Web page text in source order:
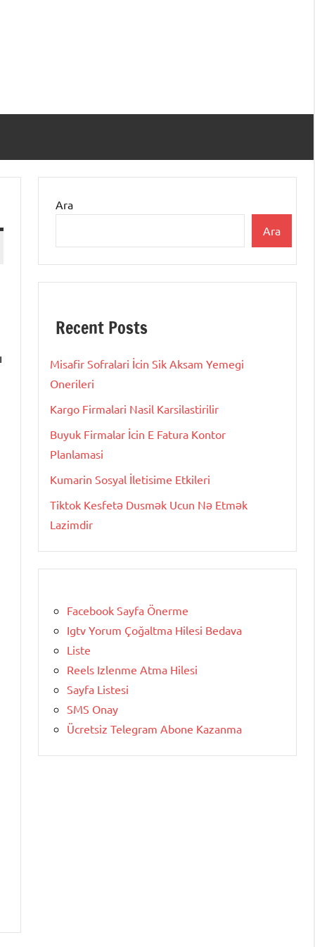
Ara
Ara
Recent Posts
Misafir Sofralari İcin Sik Aksam Yemegi
Onerileri
Kargo Firmalari Nasil Karsilastirilir
Buyuk Firmalar İcin E Fatura Kontor
Planlamasi
Kumarin Sosyal İletisime Etkileri
Tiktok Kesfetə Dusmək Ucun Nə Etmək
Lazimdir
Facebook Sayfa Önerme
Igtv Yorum Çoğaltma Hilesi Bedava
Liste
Reels Izlenme Atma Hilesi
Sayfa Listesi
SMS Onay
Ücretsiz Telegram Abone Kazanma